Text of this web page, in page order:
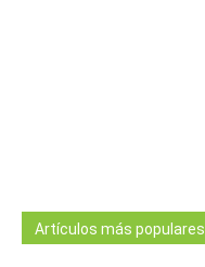
Artículos más populares